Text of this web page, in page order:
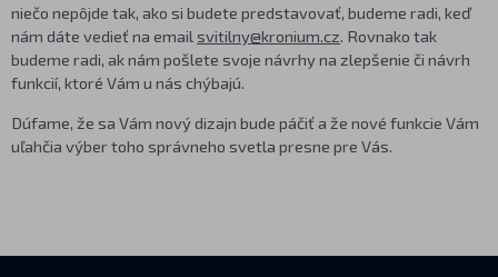
niečo nepôjde tak, ako si budete predstavovať, budeme radi, keď
nám dáte vedieť na email svitilny@kronium.cz. Rovnako tak
budeme radi, ak nám pošlete svoje návrhy na zlepšenie či návrh
funkcií, ktoré Vám u nás chýbajú.
Dúfame, že sa Vám nový dizajn bude páčiť a že nové funkcie Vám
uľahčia výber toho správneho svetla presne pre Vás.